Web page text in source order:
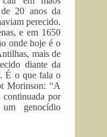
20 anos da
perecido.
e em 1650
onde hoje é o
mais de
diante da
É o que fala o
Morinson: “A
por
um genocídio